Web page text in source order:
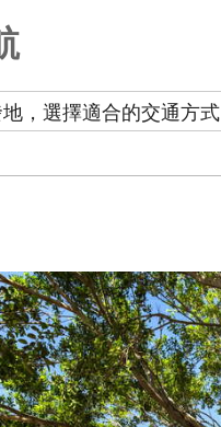
，選擇適合的交通方式